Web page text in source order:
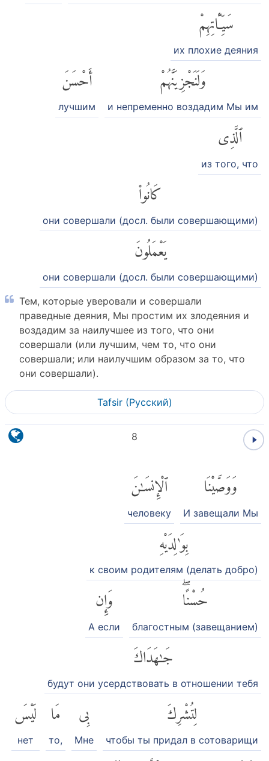
سَيِّـَٔاتِهِمْ
их плохие деяния
وَلَنَجْزِيَنَّهُمْ
и непременно воздадим Мы им
أَحْسَنَ
лучшим
ٱلَّذِى
из того, что
كَانُوا۟
они совершали (досл. были совершающими)
يَعْمَلُونَ
они совершали (досл. были совершающими)
Тем, которые уверовали и совершали
праведные деяния, Мы простим их злодеяния и
воздадим за наилучшее из того, что они
совершали (или лучшим, чем то, что они
совершали; или наилучшим образом за то, что
они совершали).
Tafsir (Pусский)
8
وَوَصَّيْنَا
И завещали Мы
ٱلْإِنسَٰنَ
человеку
بِوَٰلِدَيْهِ
к своим родителям (делать добро)
حُسْنًاۖ
благостным (завещанием)
وَإِن
А если
جَٰهَدَاكَ
будут они усердствовать в отношении тебя
لِتُشْرِكَ
чтобы ты придал в сотоварищи
بِى
Мне
مَا
то,
لَيْسَ
нет